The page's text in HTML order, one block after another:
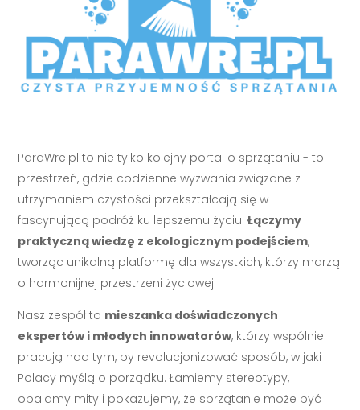
ParaWre.pl to nie tylko kolejny portal o sprzątaniu - to
przestrzeń, gdzie codzienne wyzwania związane z
utrzymaniem czystości przekształcają się w
fascynującą podróż ku lepszemu życiu.Łączymy
praktyczną wiedzę z ekologicznym podejściem,
tworząc unikalną platformę dla wszystkich, którzy marzą
o harmonijnej przestrzeni życiowej.
Nasz zespół to mieszanka doświadczonych
ekspertów i młodych innowatorów, którzy wspólnie
pracują nad tym, by revolucjonizować sposób, w jaki
Polacy myślą o porządku. Łamiemy stereotypy,
obalamy mity i pokazujemy, że sprzątanie może być